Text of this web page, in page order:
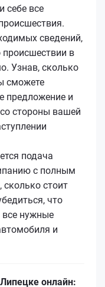
себе все
сведений,
в
Узнав, сколько
сможете
предложение и
стороны вашей
подача
с полным
сколько стоит
что
все нужные
и
онлайн: